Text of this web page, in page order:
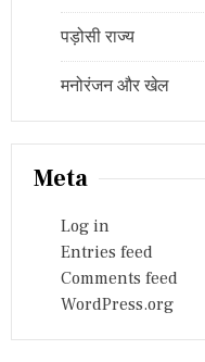
पड़ोसी राज्य
मनोरंजन और खेल
Meta
Log in
Entries feed
Comments feed
WordPress.org